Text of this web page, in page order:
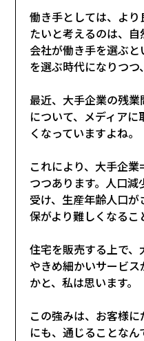
働き手としては、よ
たいと考えるのは、自
会社が働き手を選ぶ
を選ぶ時代になりつつ
最近、大手企業の残
について、メディア
くなっていますよね。
これにより、大手企
つつあります。人口
受け、生産年齢人口
保がより難しくなるこ
住宅を販売する上で
やきめ細かいサービ
かと、私は思います。
この強みは、お客様
にも、通じることなん